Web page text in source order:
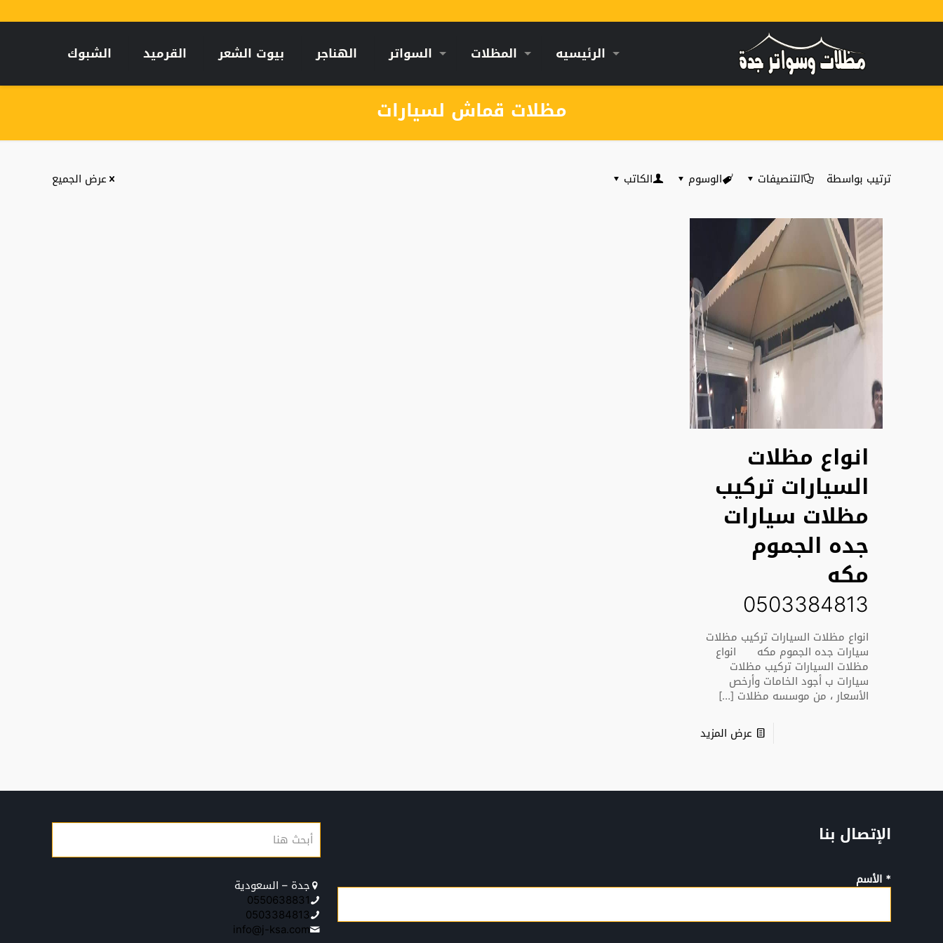
الرئيسيه المظلات السواتر الهناجر بيوت الشعر القرميد الشبوك
مظلات قماش لسيارات
ترتيب بواسطة التنصيفات الوسوم الكاتب عرض الجميع
انواع مظلات
السيارات تركيب
مظلات سيارات
جده الجموم
مكه
0503384813
انواع مظلات السيارات تركيب مظلات
سيارات جده الجموم مكه انواع
مظلات السيارات تركيب مظلات
سيارات ب أجود الخامات وأرخص
الأسعار ، من موسسه مظلات […]
عرض المزيد
الإتصال بنا
* الأسم جدة – السعودية
0550638831
0503384813
info@j-ksa.com